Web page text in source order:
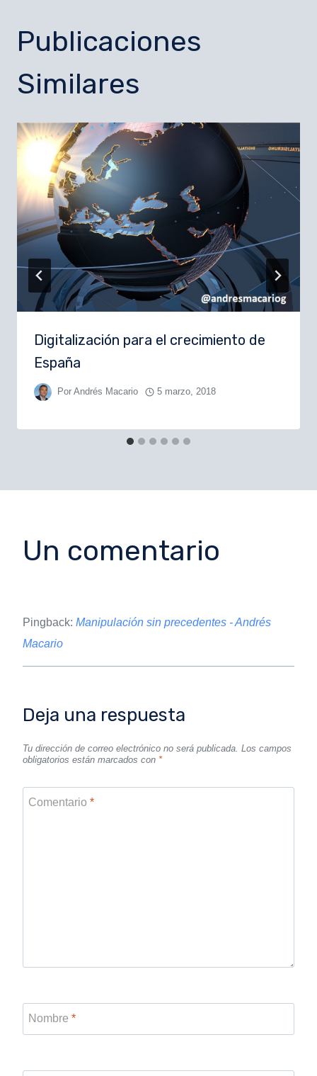
Publicaciones
Similares
Digitalización para el crecimiento de
España
Por Andrés Macario 5 marzo, 2018
Un comentario
Pingback: Manipulación sin precedentes - Andrés
Macario
Deja una respuesta
Tu dirección de correo electrónico no será publicada. Los campos
obligatorios están marcados con *
Comentario *
Nombre *